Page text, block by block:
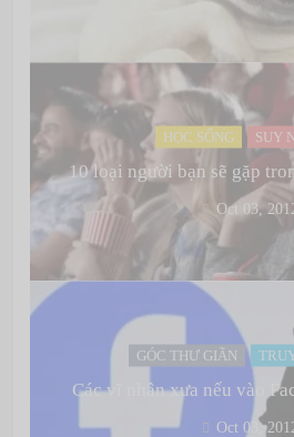
HỌC SỐNG SUY
10 loại người bạn sẽ gặp
Oct 03,
GÓC THƯ GIÃN
Các vĩ nhân xưa nếu vào
Oct 03,